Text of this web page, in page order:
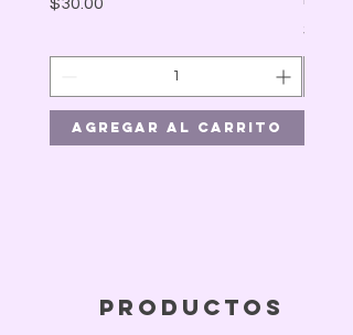
$30.00
Agregar al carrito
Precio
$41.00
productos